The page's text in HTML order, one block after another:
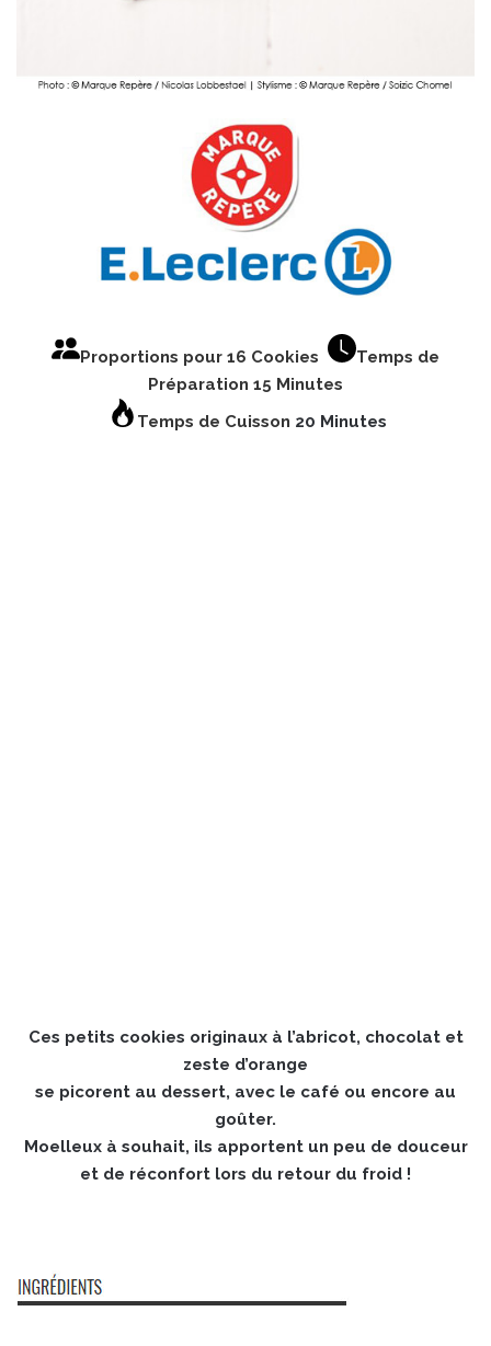
Proportions pour 16 Cookies
Temps de
Préparation 15 Minutes
Temps de Cuisson 20 Minutes
Ces petits cookies originaux à l’abricot, chocolat et
zeste d’orange
se picorent au dessert, avec le café ou encore au
goûter.
Moelleux à souhait, ils apportent un peu de douceur
et de réconfort lors du retour du froid !